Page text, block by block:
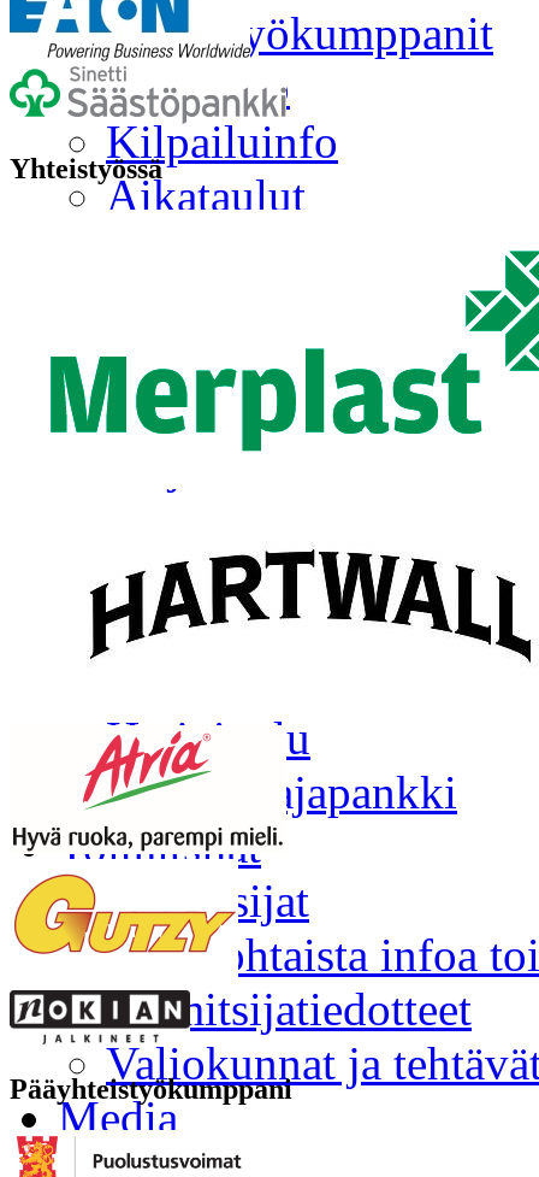
Yhteistyökumppanit
Kilpailuinfo
Kilpailuinfo
Aikataulut
Kilpailualueen vanhat
Kilpailukeskuksen
Kilpailuohjeet
Majoitus
Kilpailukutsu
Ilmoittautuminen
Harjoittelu
Suunnistajapankki
Toimitsijat
Toimitsijat
Ajankohtaista infoa
Toimitsijatiedotteet
Valiokunnat ja
Media
Yhteistyössä
Pääyhteistyökumppani